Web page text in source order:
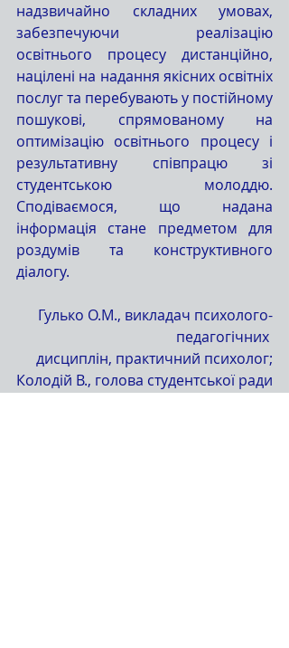
надзвичайно складних умовах,
забезпечуючи реалізацію
освітнього процесу дистанційно,
націлені на надання якісних освітніх
послуг та перебувають у постійному
пошукові, спрямованому на
оптимізацію освітнього процесу і
результативну співпрацю зі
студентською молоддю.
Сподіваємося, що надана
інформація стане предметом для
роздумів та конструктивного
діалогу.
Гулько О.М., викладач психолого-
педагогічних
дисциплін, практичний психолог;
Колодій В., голова студентської ради